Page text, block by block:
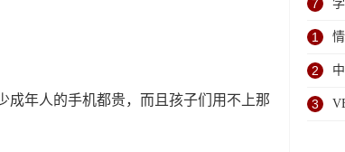
成年人的手机都贵，而且孩子们用不上那
7
1
2
3